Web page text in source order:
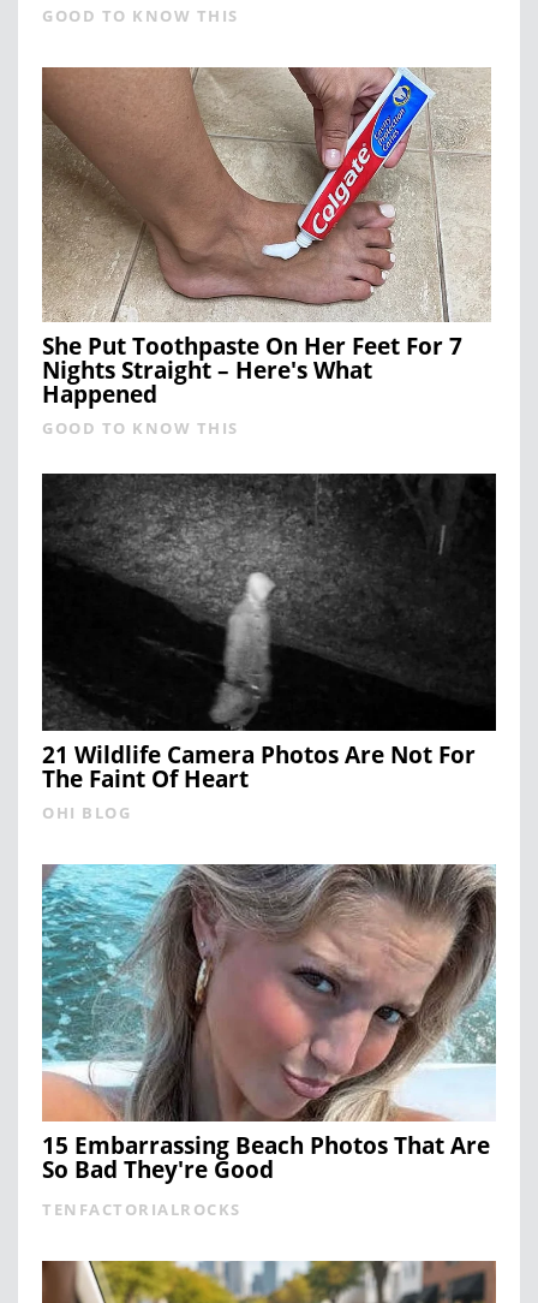
GOOD TO KNOW THIS
She Put Toothpaste On Her Feet For 7
Nights Straight – Here's What
Happened
GOOD TO KNOW THIS
21 Wildlife Camera Photos Are Not For
The Faint Of Heart
OHI BLOG
15 Embarrassing Beach Photos That Are
So Bad They're Good
TENFACTORIALROCKS